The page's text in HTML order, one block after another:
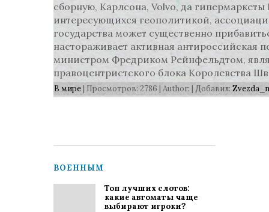
сборную, Карлсона, Volvo, да
интересующихся геополитикой,
государства может существенно
настораживает активная антироссийская
министром Фредриком Рейнфельдтом,
правоцентристского блока Королевства
В мире| Просмотров: 2786 | Author: | Добавил:
ВОЕННЫМ
Топ лучших слотов:
какие автоматы чаще
выбирают игроки?